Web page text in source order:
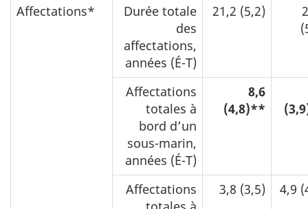
Affectations*
Durée totale
des
affectations,
années (É-T)
21,2 (5,2)
Affectations
totales à
bord d’un
sous-marin,
années (É-T)
8,6
(4,8)**
Affectations
3,8 (3,5) 4,9